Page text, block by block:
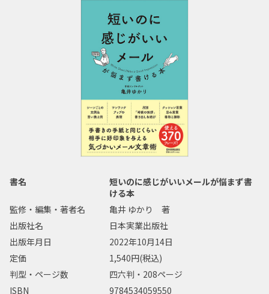
書名
短いのに感じがいいメールが悩まず書
ける本
監修・編集・著者名
亀井 ゆかり 著
出版社名
日本実業出版社
出版年月日
2022年10月14日
定価
1,540円(税込)
判型・ページ数
四六判・208ページ
ISBN
9784534059550